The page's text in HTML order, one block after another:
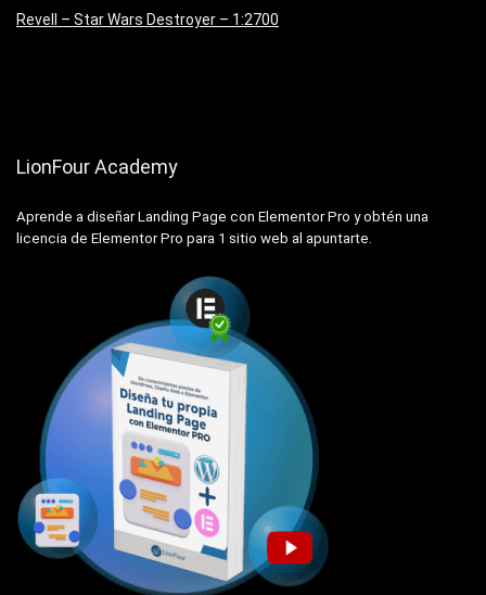
Revell – Star Wars Destroyer – 1:2700
LionFour Academy
Aprende a diseñar Landing Page con Elementor Pro y obtén una
licencia de Elementor Pro para 1 sitio web al apuntarte.